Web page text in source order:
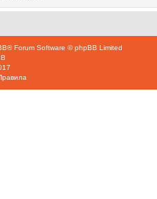
® Forum Software © phpBB Limited